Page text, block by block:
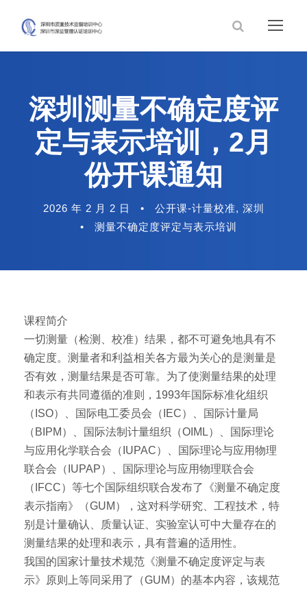
深圳测量不确定度评
定与表示培训，2月
份开课通知
2026 年 2 月 2 日 • 公开课-计量校准, 深圳
•
测量不确定度评定与表示培训
课程简介
一切测量（检测、校准）结果，都不可避免地具有不
确定度。测量者和利益相关各方最为关心的是测量是
否有效，测量结果是否可靠。为了使测量结果的处理
和表示有共同遵循的准则，1993年国际标准化组织
（ISO）、国际电工委员会（IEC）、国际计量局
（BIPM）、国际法制计量组织（OIML）、国际理论
与应用化学联合会（IUPAC）、国际理论与应用物理
联合会（IUPAP）、国际理论与应用物理联合会
（IFCC）等七个国际组织联合发布了《测量不确定度
表示指南》（GUM），这对科学研究、工程技术，特
别是计量确认、质量认证、实验室认可中大量存在的
测量结果的处理和表示，具有普遍的适用性。
我国的国家计量技术规范《测量不确定度评定与表
示》原则上等同采用了（GUM）的基本内容，该规范